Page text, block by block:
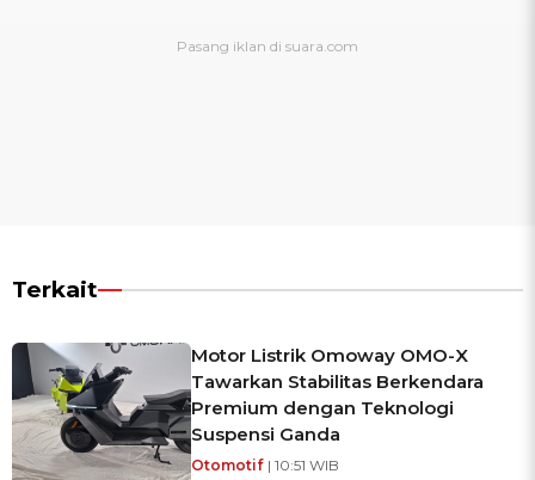
Terkait
Motor Listrik Omoway OMO-X
Tawarkan Stabilitas Berkendara
Premium dengan Teknologi
Suspensi Ganda
Otomotif | 10:51 WIB